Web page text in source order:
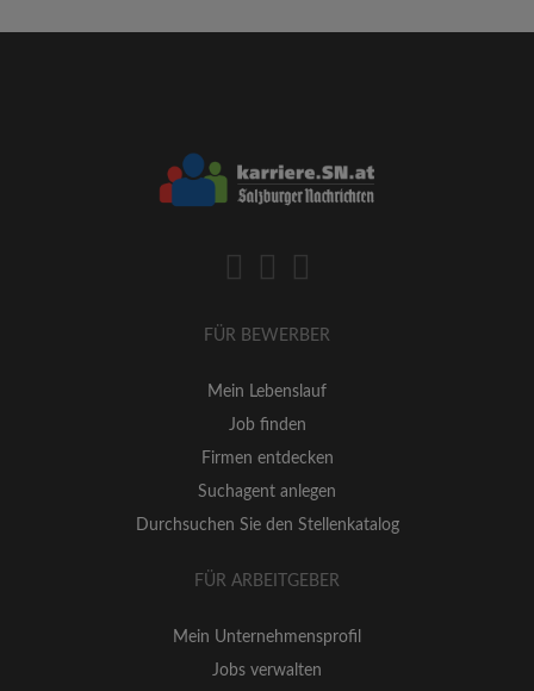
FÜR BEWERBER
Mein Lebenslauf
Job finden
Firmen entdecken
Suchagent anlegen
Durchsuchen Sie den Stellenkatalog
FÜR ARBEITGEBER
Mein Unternehmensprofil
Jobs verwalten